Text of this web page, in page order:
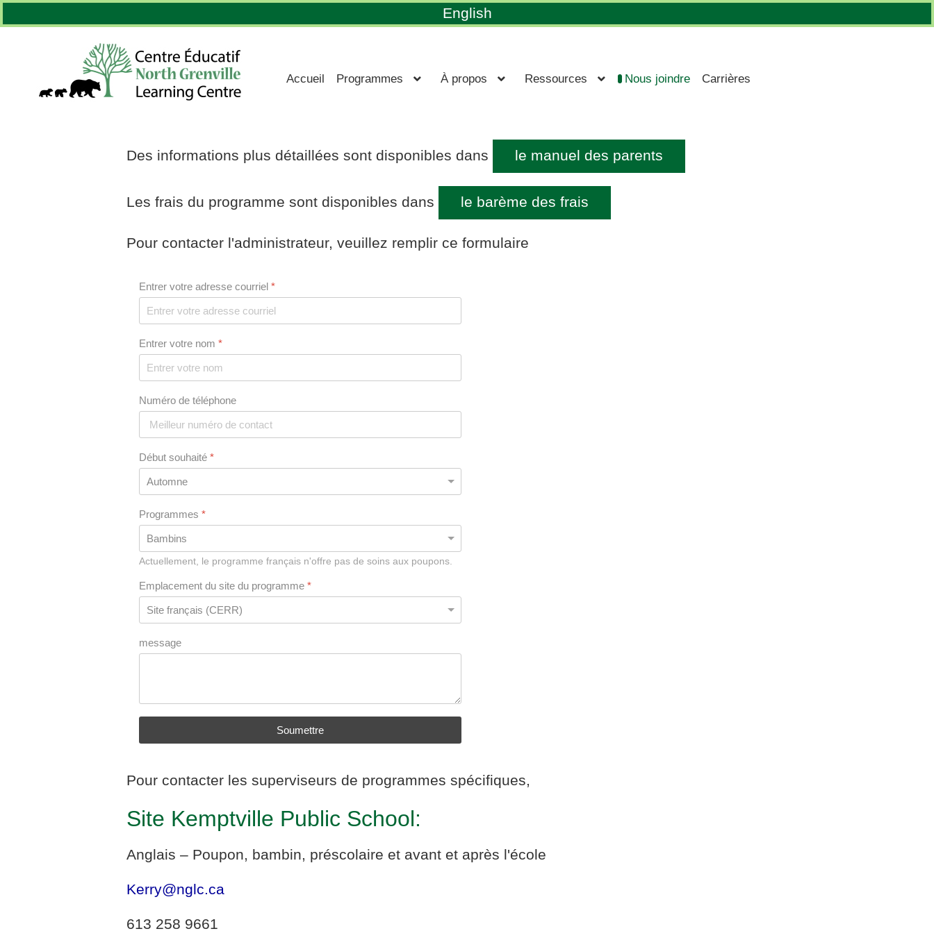
English
Accueil Programmes À propos Ressources Nous joindre Carrières
Des informations plus détaillées sont disponibles dans le manuel des parents
Les frais du programme sont disponibles dans le barème des frais
Pour contacter l'administrateur, veuillez remplir ce formulaire
Entrer votre adresse courriel*
Entrer votre nom*
Numéro de téléphone
Début souhaité*
Programmes*
Actuellement, le programme français n'offre pas de soins aux poupons.
Emplacement du site du programme*
message
Soumettre
Pour contacter les superviseurs de programmes spécifiques,
Site Kemptville Public School:
Anglais – Poupon, bambin, préscolaire et avant et après l'école
Kerry@nglc.ca
613 258 9661